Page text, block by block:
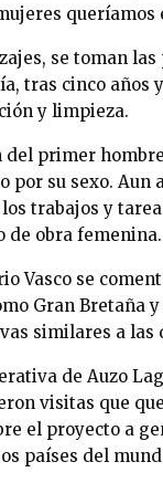
queríamos
se toman
tras cinco años
y limpieza.
primer
por su sexo.
trabajos y
de obra femenina.
Vasco se
Gran Bretaña
similares a las
de Auzo
visitas que
el proyecto a
países del